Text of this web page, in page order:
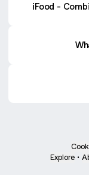
iFood -
Explore •